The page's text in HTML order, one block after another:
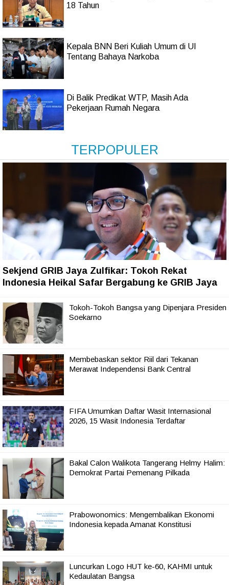
18 Tahun
Kepala BNN Beri Kuliah Umum di UI
Tentang Bahaya Narkoba
Di Balik Predikat WTP, Masih Ada
Pekerjaan Rumah Negara
TERPOPULER
Sekjend GRIB Jaya Zulfikar: Tokoh Rekat
Indonesia Heikal Safar Bergabung ke GRIB Jaya
Tokoh-Tokoh Bangsa yang Dipenjara Presiden
Soekarno
Membebaskan sektor Riil dari Tekanan
Merawat Independensi Bank Central
FIFA Umumkan Daftar Wasit Internasional
2026, 15 Wasit Indonesia Terdaftar
Bakal Calon Walikota Tangerang Helmy Halim:
Demokrat Partai Pemenang Pilkada
Prabowonomics: Mengembalikan Ekonomi
Indonesia kepada Amanat Konstitusi
Luncurkan Logo HUT ke-60, KAHMI untuk
Kedaulatan Bangsa